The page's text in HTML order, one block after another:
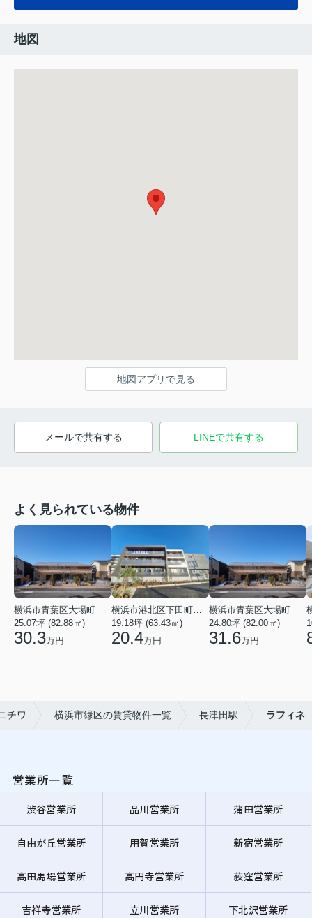
地図
地図アプリで見る
メールで共有する LINEで共有する
よく見られている物件
横浜市青葉区大場町
25.07坪 (82.88㎡)
30.3万円
19.18坪 (63.43㎡)
20.4万円
横浜市青葉区大場町
24.80坪 (82.00㎡)
31.6万円
チワ 横浜市緑区の賃貸物件一覧 長津田駅 ラフィネ
営業所一覧
渋谷営業所 品川営業所 蒲田営業所
自由が丘営業所 用賀営業所 新宿営業所
高田馬場営業所 高円寺営業所 荻窪営業所
吉祥寺営業所 立川営業所 下北沢営業所